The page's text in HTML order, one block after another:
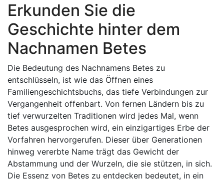
Erkunden Sie die
Geschichte hinter dem
Nachnamen Betes
Die Bedeutung des Nachnamens Betes zu
entschlüsseln, ist wie das Öffnen eines
Familiengeschichtsbuchs, das tiefe Verbindungen zur
Vergangenheit offenbart. Von fernen Ländern bis zu
tief verwurzelten Traditionen wird jedes Mal, wenn
Betes ausgesprochen wird, ein einzigartiges Erbe der
Vorfahren hervorgerufen. Dieser über Generationen
hinweg vererbte Name trägt das Gewicht der
Abstammung und der Wurzeln, die sie stützen, in sich.
Die Essenz von Betes zu entdecken bedeutet, in ein